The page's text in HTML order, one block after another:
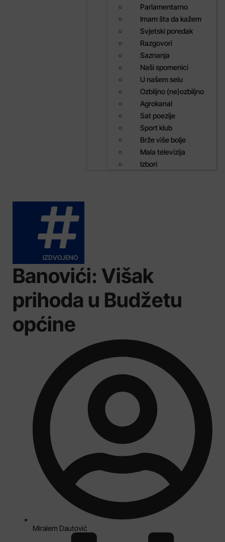
Parlamentarno
Imam šta da kažem
Svjetski poredak
Razgovori
Saznanja
Naši spomenici
U našem selu
Ozbiljno (ne)ozbiljno
Agrokanal
Sat poezije
Sport klub
Brže više bolje
Mala televizija
Izbori
IZDVOJENO
Banovići: Višak
prihoda u Budžetu
općine
Miralem Dautović